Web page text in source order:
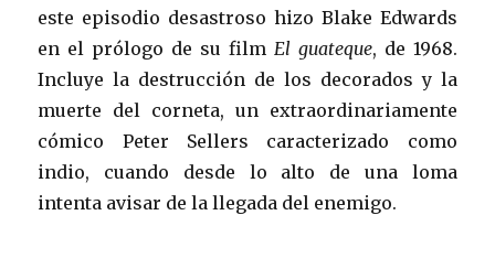
este episodio desastroso hizo Blake Edwards
en el prólogo de su film El guateque, de 1968.
Incluye la destrucción de los decorados y la
muerte del corneta, un extraordinariamente
cómico Peter Sellers caracterizado como
indio, cuando desde lo alto de una loma
intenta avisar de la llegada del enemigo.